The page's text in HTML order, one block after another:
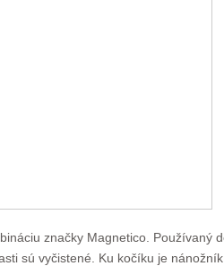
značky Magnetico. Používaný
sú vyčistené. Ku kočíku je